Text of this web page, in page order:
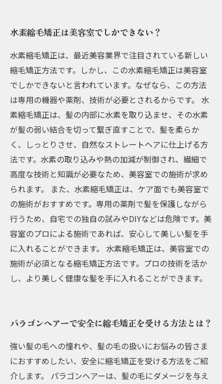
水素縮毛矯正は美容室でしかできない？
水素縮毛矯正は、最近美容業界で注目されている新しい
縮毛矯正方法です。しかし、この水素縮毛矯正は美容室
でしかできないと言われています。なぜなら、この方法
は専用の機器や薬剤、技術が必要とされるからです。 水
素縮毛矯正は、髪の内部に水素を取り込ませ、その水素
が髪の弱い結合を切って繋ぎ直すことで、髪を柔らか
く、しっとりさせ、自然なストレートヘアに仕上げる方
法です。水素の取り込みや熱の加減が制御され、繊細で
高度な技術と知識が必要なため、美容室での施術が求め
られます。 また、水素縮毛矯正は、ケア面でも美容室で
の施術がおすすめです。専用の薬剤で髪を保護しながら
行うため、自宅での独自の試みやDIYなどは危険です。美
容室のプロによる施術であれば、安心して美しい髪を手
に入れることができます。 水素縮毛矯正は、美容室での
施術が必須となる縮毛矯正方法です。プロの技術を活か
し、より美しく健康な髪を手に入れることができます。
パラゴンヘアーで安全に縮毛矯正を受ける方法とは？
強い髪の毛への憧れや、髪の毛の扱いにお悩みの皆さま
におすすめしたい、安全に縮毛矯正を受ける方法をご紹
介します。 パラゴンヘアーは、髪の毛にダメージを与え